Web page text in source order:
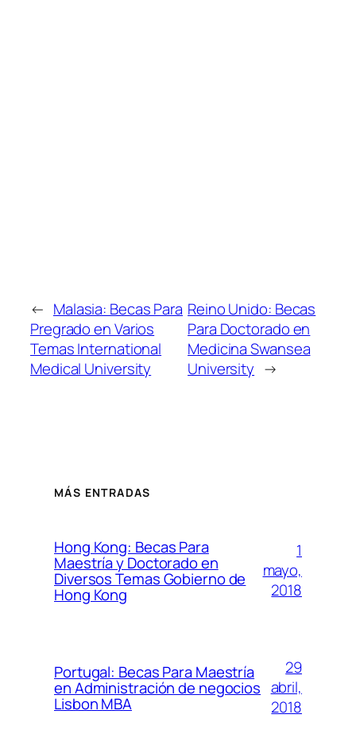
← Malasia: Becas Para
Pregrado en Varios
Temas International
Medical University
Reino Unido: Becas
Para Doctorado en
Medicina Swansea
University →
MÁS ENTRADAS
Hong Kong: Becas Para
Maestría y Doctorado en
Diversos Temas Gobierno de
Hong Kong
1
mayo,
2018
Portugal: Becas Para Maestría
en Administración de negocios
Lisbon MBA
29
abril,
2018